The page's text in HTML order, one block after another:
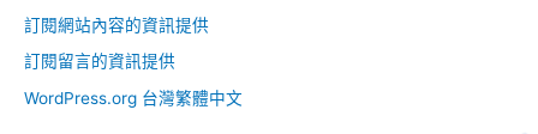
訂閱網站內容的資訊提供
訂閱留言的資訊提供
WordPress.org 台灣繁體中文